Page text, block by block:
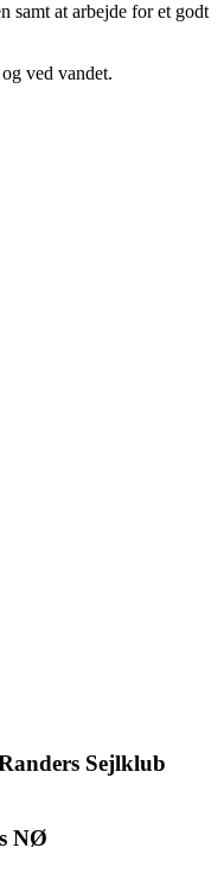
samt at arbejde for et godt
ved vandet.
Sejlklub
NØ